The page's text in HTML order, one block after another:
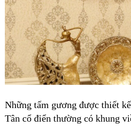
Những tấm gương được thiết
Tân cổ điển thường có khung